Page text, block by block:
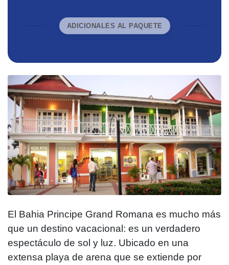
ADICIONALES AL PAQUETE
El Bahia Principe Grand Romana es mucho más
que un destino vacacional: es un verdadero
espectáculo de sol y luz. Ubicado en una
extensa playa de arena que se extiende por